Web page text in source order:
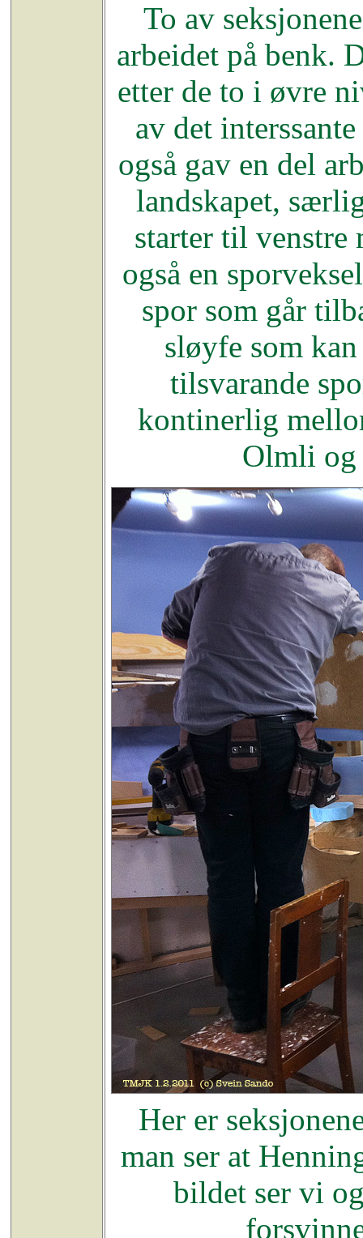
To av
arbeidet på benk.
etter de to i øvre
av det
også gav en del
landskapet,
starter til venstre
også en
spor som går
sløyfe som
tilsvarande
kontinerlig
Olmli og
Her er
man ser at
bildet ser vi